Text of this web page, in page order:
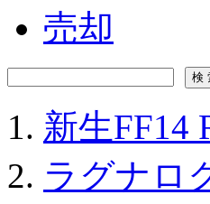
売却
新生FF14
ラグナロ